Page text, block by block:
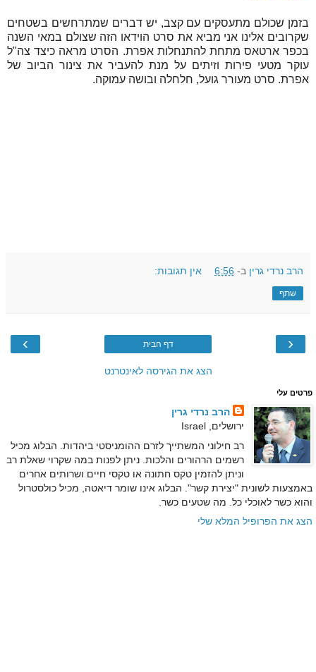
בזמן שכולם מתעסקים עם קצב, יש דברים שמתרחשים בשטחים
שקרובים אלינו אני מביא את סרט הוידאו הזה שצולם במאי השנה
בכפר ארטאס מתחת להתנחלות אפרת. הסרט מראה כיצד צה"ל
עוקר מטעי פירות וזיתים על מנת להעביר את צינור הביוב של
אפרת. סרט מעורר גועל, חלחלה ובושה עמוקה.
הרב נרדי גרין ב- 6:56 אין תגובות:
שתף
‹
› דף הבית
הצג את הגירסה לאינטרנט
פרטים עלי
הרב נרדי גרין
ירושלים, Israel
רב חילוני המשתייך לזרם ההומניסטי ביהדות. הבלוג מכיל
רשמים הרהורים והלכות. ניתן לפנות במה שקרוי שאלת רב
וניתן להזמין טקס חתונה או טקסי חיים ושרותים אחרים
באמצעות לשונית "יצירת קשר". הבלוג אינו שומר דיאטה, מכיל כולסטרול
והוא כשר לאוכלי כל. מה שטעים כשר.
הצג את הפרופיל המלא שלי